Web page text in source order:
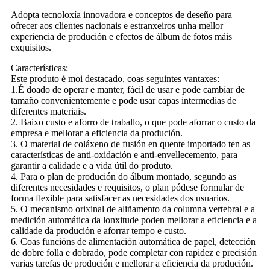
Adopta tecnoloxía innovadora e conceptos de deseño para
ofrecer aos clientes nacionais e estranxeiros unha mellor
experiencia de produción e efectos de álbum de fotos máis
exquisitos.
Características:
Este produto é moi destacado, coas seguintes vantaxes:
1.É doado de operar e manter, fácil de usar e pode cambiar de
tamaño convenientemente e pode usar capas intermedias de
diferentes materiais.
2. Baixo custo e aforro de traballo, o que pode aforrar o custo da
empresa e mellorar a eficiencia da produción.
3. O material de coláxeno de fusión en quente importado ten as
características de anti-oxidación e anti-envellecemento, para
garantir a calidade e a vida útil do produto.
4. Para o plan de produción do álbum montado, segundo as
diferentes necesidades e requisitos, o plan pódese formular de
forma flexible para satisfacer as necesidades dos usuarios.
5. O mecanismo orixinal de aliñamento da columna vertebral e a
medición automática da lonxitude poden mellorar a eficiencia e a
calidade da produción e aforrar tempo e custo.
6. Coas funcións de alimentación automática de papel, detección
de dobre folla e dobrado, pode completar con rapidez e precisión
varias tarefas de produción e mellorar a eficiencia da produción.